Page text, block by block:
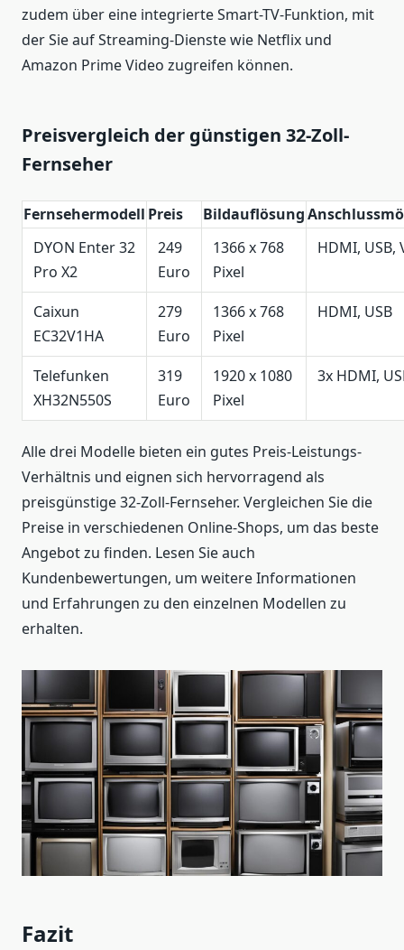
zudem über eine integrierte Smart-TV-Funktion, mit
der Sie auf Streaming-Dienste wie Netflix und
Amazon Prime Video zugreifen können.
Preisvergleich der günstigen 32-Zoll-
Fernseher
Fernsehermodell Preis Bildauflösung
DYON Enter 32
Pro X2
249
Euro
1366 x 768
Pixel
HDMI, USB,
Caixun
EC32V1HA
279
Euro
1366 x 768
Pixel
HDMI, USB
Telefunken
XH32N550S
319
Euro
1920 x 1080
Pixel
3x HDMI,
Alle drei Modelle bieten ein gutes Preis-Leistungs-
Verhältnis und eignen sich hervorragend als
preisgünstige 32-Zoll-Fernseher. Vergleichen Sie die
Preise in verschiedenen Online-Shops, um das beste
Angebot zu finden. Lesen Sie auch
Kundenbewertungen, um weitere Informationen
und Erfahrungen zu den einzelnen Modellen zu
erhalten.
Fazit